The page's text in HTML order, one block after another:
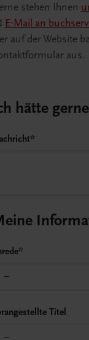
stehen Ihnen
E-Mail an
auf der Website
aus.
hätte
*
*
Titel